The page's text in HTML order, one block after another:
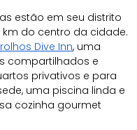
estão em seu distrito
km do centro da cidade.
Dive Inn, uma
compartilhados e
privativos e para
uma piscina linda e
cozinha gourmet